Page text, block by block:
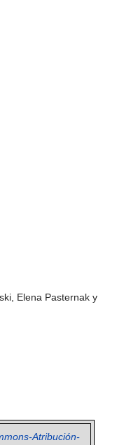
Elena Pasternak y
Atribución-